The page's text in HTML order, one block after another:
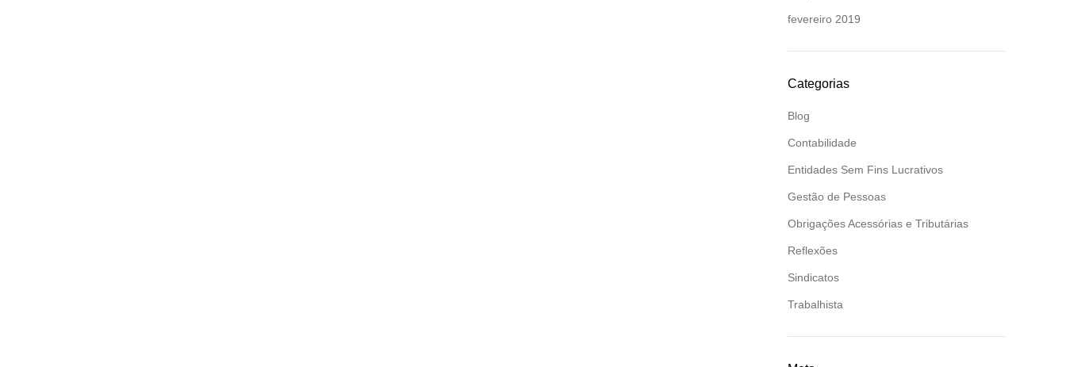
fevereiro 2019
Categorias
Blog
Contabilidade
Entidades Sem Fins Lucrativos
Gestão de Pessoas
Obrigações Acessórias e Tributárias
Reflexões
Sindicatos
Trabalhista